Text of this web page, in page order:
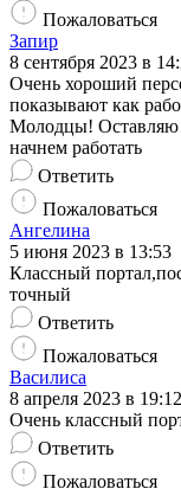
Пожаловаться
Запир
8 сентября 2023 в
Очень хороший
показывают как
Молодцы!
начнем работать
Ответить
Пожаловаться
Ангелина
5 июня 2023 в 13:53
Классный
точный
Ответить
Пожаловаться
Василиса
8 апреля 2023 в 19:12
Очень классный
Ответить
Пожаловаться